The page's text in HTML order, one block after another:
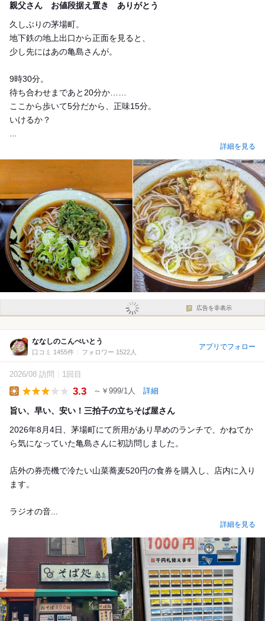
親父さん お値段据え置き ありがとう
久しぶりの茅場町。
地下鉄の地上出口から正面を見ると、
少し先にはあの亀島さんが。
9時30分。
待ち合わせまであと20分か……
ここから歩いて5分だから、正味15分。
いけるか？
詳細を見る
広告を非表示
ななしのこんぺいとう
口コミ 1455件 フォロワー 1522人
アプリでフォロー
2026/08 訪問 1回目
3.3 ～￥999/1人 詳細
旨い、早い、安い！三拍子の立ちそば屋さん
2026年8月4日、茅場町にて所用があり早めのランチで、かねてか
ら気になっていた亀島さんに初訪問しました。
店外の券売機で冷たい山菜蕎麦520円の食券を購入し、店内に入り
ます。
ラジオの音...
詳細を見る